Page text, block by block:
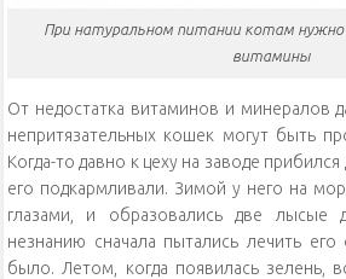
При натуральном питании котам нужно
витамины
От недостатка витаминов и минералов
непритязательных кошек могут быть
Когда-то давно к цеху на заводе
его подкармливали. Зимой у него на
глазами, и образовались две
незнанию сначала пытались лечить
было. Летом, когда появилась зелень,